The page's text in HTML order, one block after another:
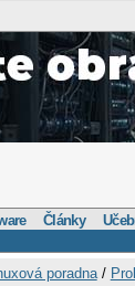
Články
poradna/